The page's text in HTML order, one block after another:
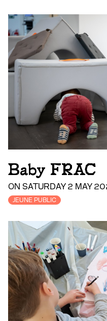
Baby FRAC
ON SATURDAY 2 MAY
JEUNE PUBLIC